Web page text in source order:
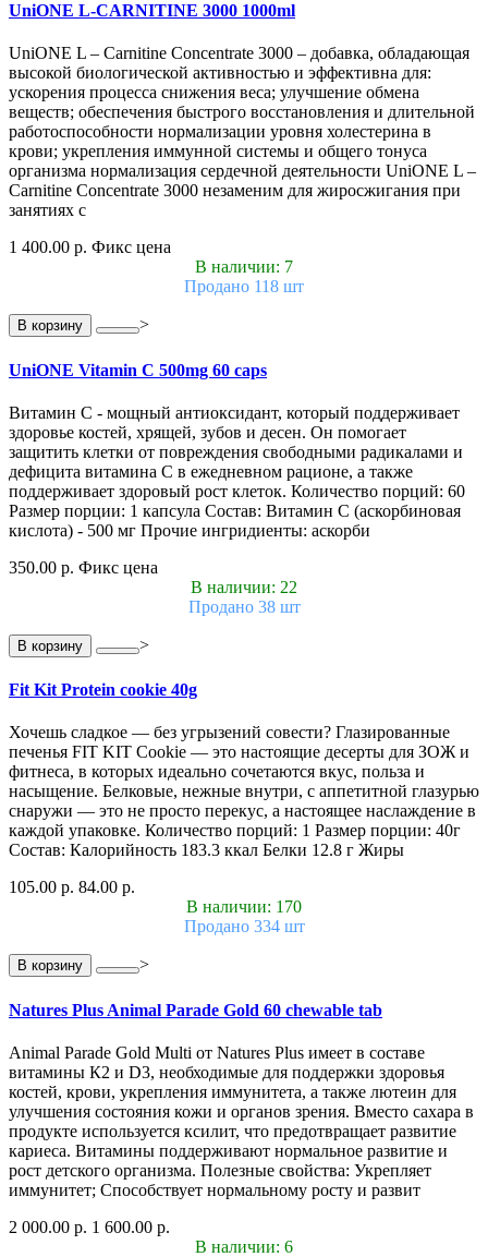
UniONE L-CARNITINE 3000 1000ml
UniONE L – Carnitine Concentrate 3000 – добавка, обладающая
высокой биологической активностью и эффективна для:
ускорения процесса снижения веса; улучшение обмена
веществ; обеспечения быстрого восстановления и длительной
работоспособности нормализации уровня холестерина в
крови; укрепления иммунной системы и общего тонуса
организма нормализация сердечной деятельности UniONE L –
Carnitine Concentrate 3000 незаменим для жиросжигания при
занятиях с
1 400.00 р. Фикс цена
В наличии: 7
Продано 118 шт
В корзину >
UniONE Vitamin С 500mg 60 caps
Витамин С - мощный антиоксидант, который поддерживает
здоровье костей, хрящей, зубов и десен. Он помогает
защитить клетки от повреждения свободными радикалами и
дефицита витамина С в ежедневном рационе, а также
поддерживает здоровый рост клеток. Количество порций: 60
Размер порции: 1 капсула Состав: Витамин С (аскорбиновая
кислота) - 500 мг Прочие ингридиенты: аскорби
350.00 р. Фикс цена
В наличии: 22
Продано 38 шт
В корзину >
Fit Kit Protein cookie 40g
Хочешь сладкое — без угрызений совести? Глазированные
печенья FIT KIT Cookie — это настоящие десерты для ЗОЖ и
фитнеса, в которых идеально сочетаются вкус, польза и
насыщение. Белковые, нежные внутри, с аппетитной глазурью
снаружи — это не просто перекус, а настоящее наслаждение в
каждой упаковке. Количество порций: 1 Размер порции: 40г
Состав: Калорийность 183.3 ккал Белки 12.8 г Жиры
105.00 р. 84.00 р.
В наличии: 170
Продано 334 шт
В корзину >
Natures Plus Animal Parade Gold 60 chewable tab
Animal Parade Gold Multi от Natures Plus имеет в составе
витамины К2 и D3, необходимые для поддержки здоровья
костей, крови, укрепления иммунитета, а также лютеин для
улучшения состояния кожи и органов зрения. Вместо сахара в
продукте используется ксилит, что предотвращает развитие
кариеса. Витамины поддерживают нормальное развитие и
рост детского организма. Полезные свойства: Укрепляет
иммунитет; Способствует нормальному росту и развит
2 000.00 р. 1 600.00 р.
В наличии: 6